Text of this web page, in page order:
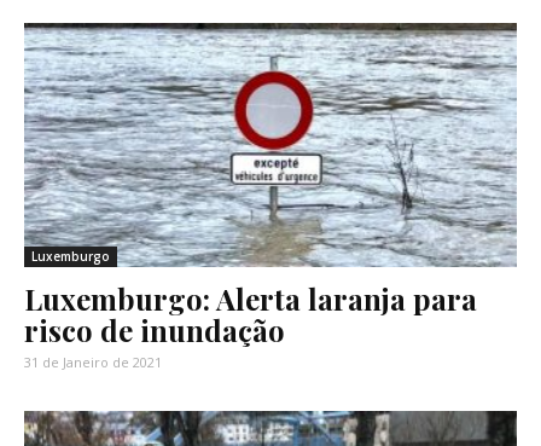
Luxemburgo
Luxemburgo: Alerta laranja para
risco de inundação
31 de Janeiro de 2021